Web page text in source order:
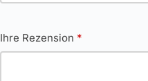
Ihre Rezension *